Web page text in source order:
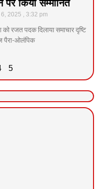
किया सम्मानित
2025 3:32 pm
रजत पदक दिलाया समाचार दृष्टि
पैरा-ओलंपिक
5